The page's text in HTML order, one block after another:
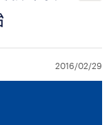
2016/02/29